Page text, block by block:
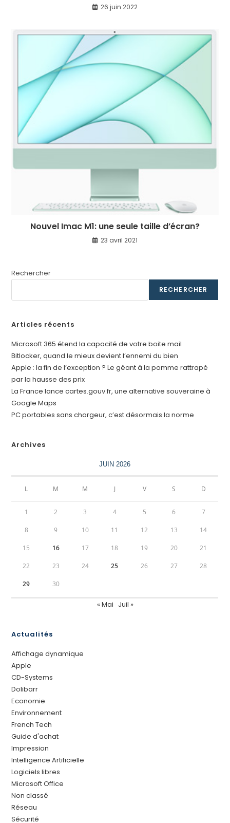
26 juin 2022
Nouvel Imac M1: une seule taille d’écran?
23 avril 2021
Rechercher
RECHERCHER
Articles récents
Microsoft 365 étend la capacité de votre boite mail
Bitlocker, quand le mieux devient l’ennemi du bien
Apple : la fin de l’exception ? Le géant à la pomme rattrapé
par la hausse des prix
La France lance cartes.gouv.fr, une alternative souveraine à
Google Maps
PC portables sans chargeur, c’est désormais la norme
Archives
JUIN 2026
L M M J V S D
1 2 3 4 5 6 7
8 9 10 11 12 13 14
15 16 17 18 19 20 21
22 23 24 25 26 27 28
29 30
« Mai Juil »
Actualités
Affichage dynamique
Apple
CD-Systems
Dolibarr
Economie
Environnement
French Tech
Guide d'achat
Impression
Intelligence Artificielle
Logiciels libres
Microsoft Office
Non classé
Réseau
Sécurité